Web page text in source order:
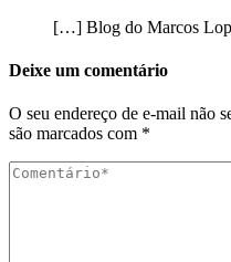
[…] Blog do Marcos
Deixe um comentário
O seu endereço de e-mail não
são marcados com *